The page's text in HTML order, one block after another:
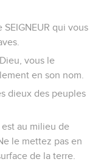
qui vous
vous le
en son nom.
dieux des peuples
est au milieu de
le mettez pas en
de la terre.